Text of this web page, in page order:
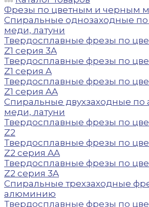
Фрезы по цветным и черным
Спиральные однозаходные
меди, латуни
Твердосплавные фрезы по
Z1 серия 3A
Твердосплавные фрезы по
Z1 серия A
Твердосплавные фрезы по
Z1 серия AA
Спиральные двухзаходные
меди, латуни
Твердосплавные фрезы по
Z2
Твердосплавные фрезы по
Z2 серия AA
Твердосплавные фрезы по
Z2 серия 3A
Спиральные трехзаходные
алюминию
Твердосплавные фрезы по